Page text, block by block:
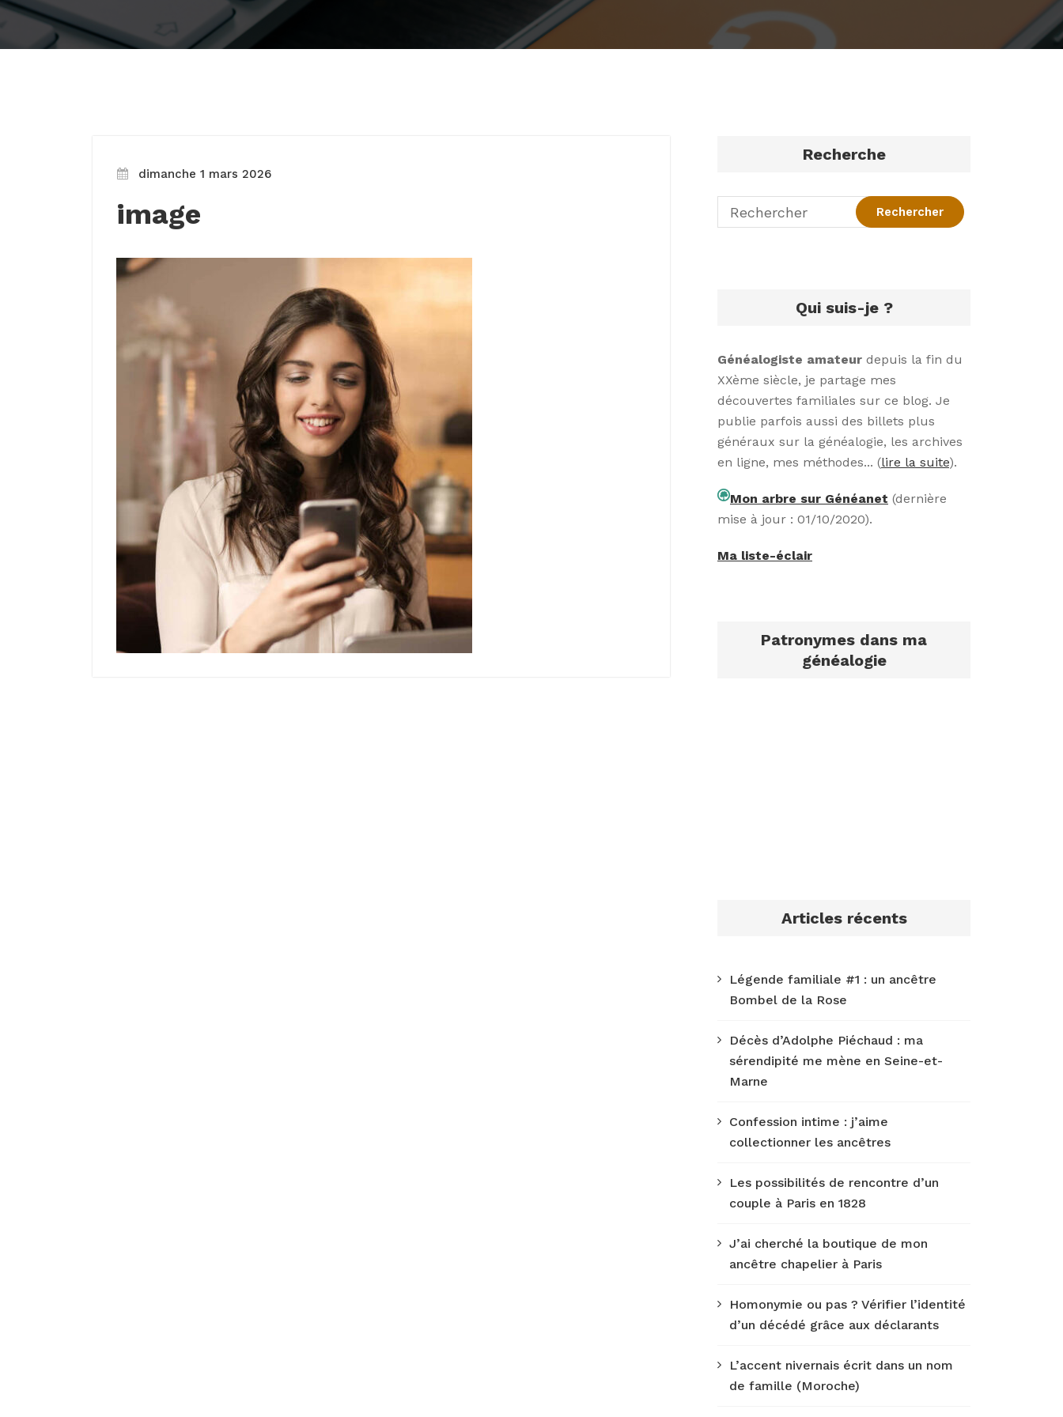
dimanche 1 mars 2026
image
Recherche
Qui suis-je ?
Généalogiste amateur depuis la fin du
XXème siècle, je partage mes
découvertes familiales sur ce blog. Je
publie parfois aussi des billets plus
généraux sur la généalogie, les archives
en ligne, mes méthodes... (lire la suite).
Mon arbre sur Généanet (dernière
mise à jour : 01/10/2020).
Ma liste-éclair
Patronymes dans ma
généalogie
Articles récents
Légende familiale #1 : un ancêtre
Bombel de la Rose
Décès d’Adolphe Piéchaud : ma
sérendipité me mène en Seine-et-
Marne
Confession intime : j’aime
collectionner les ancêtres
Les possibilités de rencontre d’un
couple à Paris en 1828
J’ai cherché la boutique de mon
ancêtre chapelier à Paris
Homonymie ou pas ? Vérifier l’identité
d’un décédé grâce aux déclarants
L’accent nivernais écrit dans un nom
de famille (Moroche)